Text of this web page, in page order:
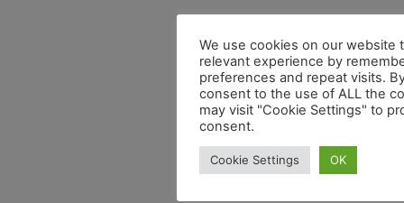
We use cookies on our website
relevant experience by
preferences and repeat visits.
consent to the use of ALL the
may visit "Cookie Settings" to
consent.
Cookie Settings OK